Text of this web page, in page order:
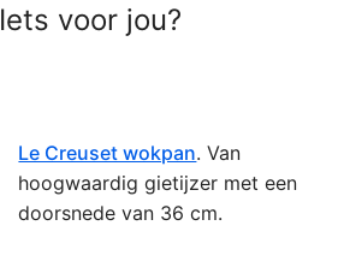
Iets voor jou?
Le Creuset wokpan. Van
hoogwaardig gietijzer met een
doorsnede van 36 cm.